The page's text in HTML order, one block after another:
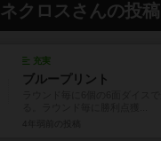
ネクロスさんの投稿
充実
ブループリント